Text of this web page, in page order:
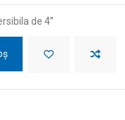
de 4”